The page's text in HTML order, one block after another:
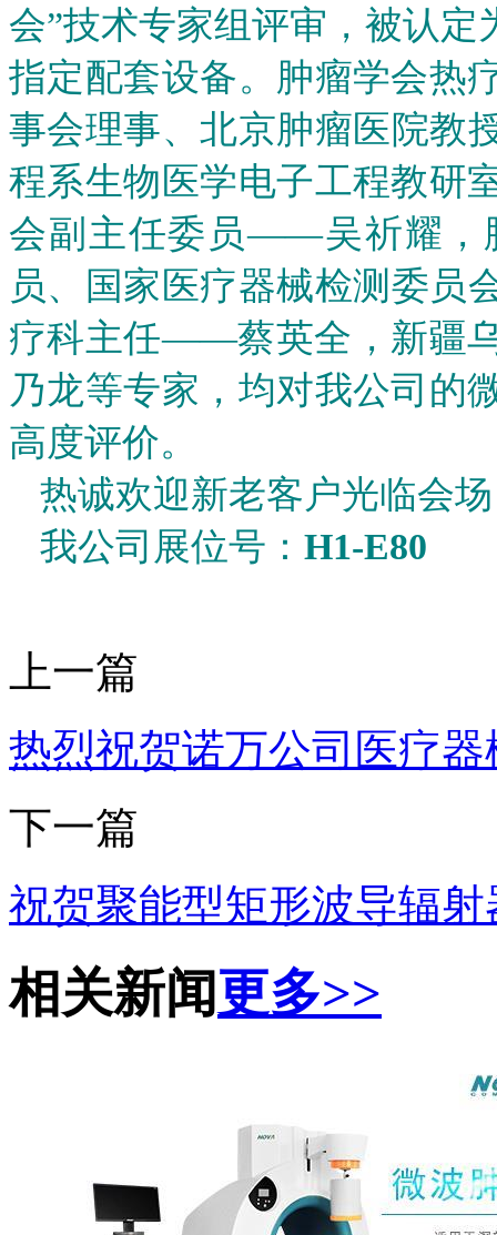
会”技术专家组评审，被认定
指定配套设备。肿瘤学会热
事会理事、北京肿瘤医院
程系生物医学电子工程教研
会副主任委员——吴祈耀，
员、国家医疗器械检测委
疗科主任——蔡英全，新疆
乃龙等专家，均对我公司的
高度评价。
热诚欢迎新老客户光临
我公司展位号： H1-E80
上一篇
热烈祝贺诺万公司医疗
下一篇
祝贺聚能型矩形波导辐
相关新闻更多>>